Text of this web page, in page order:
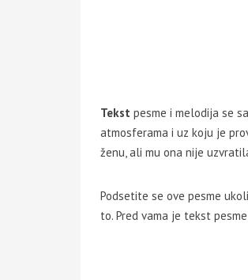
Tekst pesme i melodija se
atmosferama i uz koju je
ženu, ali mu ona nije
Podsetite se ove pesme
to. Pred vama je tekst